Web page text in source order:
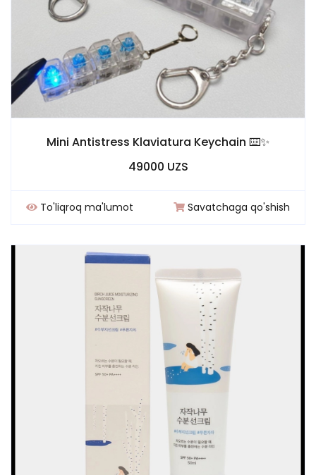
Mini Antistress Klaviatura Keychain ⌨️✨
49000 UZS
To'liqroq ma'lumot Savatchaga qo'shish